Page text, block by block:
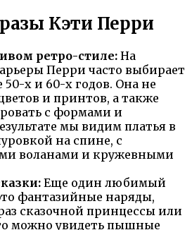
Кэти Перри
ретро-стиле: На
Перри часто выбирает
50-х и 60-х годов. Она не
и принтов, а также
с формами и
мы видим платья в
на спине, с
воланами и кружевными
Еще один любимый
фантазийные наряды,
сказочной принцессы или
можно увидеть пышные